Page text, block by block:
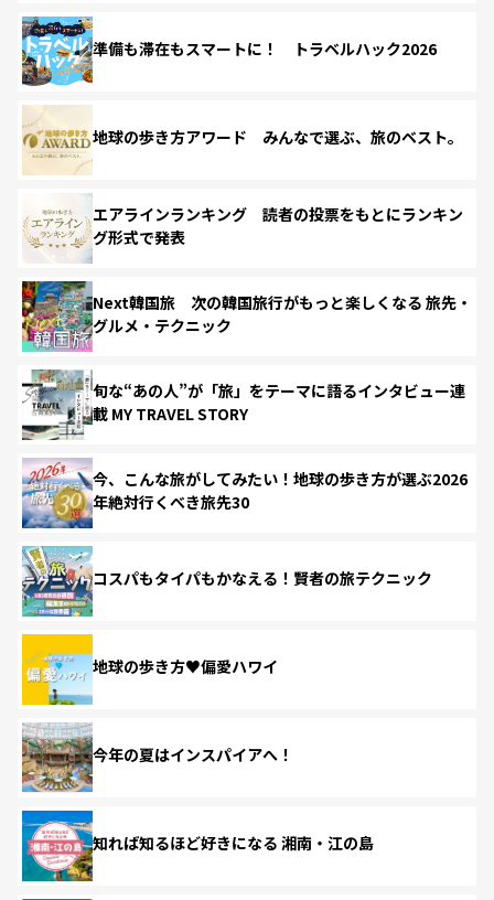
準備も滞在もスマートに！ トラベルハック2026
地球の歩き方アワード みんなで選ぶ、旅のベスト。
エアラインランキング 読者の投票をもとにランキン
グ形式で発表
Next韓国旅 次の韓国旅行がもっと楽しくなる 旅先・
グルメ・テクニック
旬な“あの人”が「旅」をテーマに語るインタビュー連
載 MY TRAVEL STORY
今、こんな旅がしてみたい！地球の歩き方が選ぶ2026
年絶対行くべき旅先30
コスパもタイパもかなえる！賢者の旅テクニック
地球の歩き方♥偏愛ハワイ
今年の夏はインスパイアへ！
知れば知るほど好きになる 湘南・江の島